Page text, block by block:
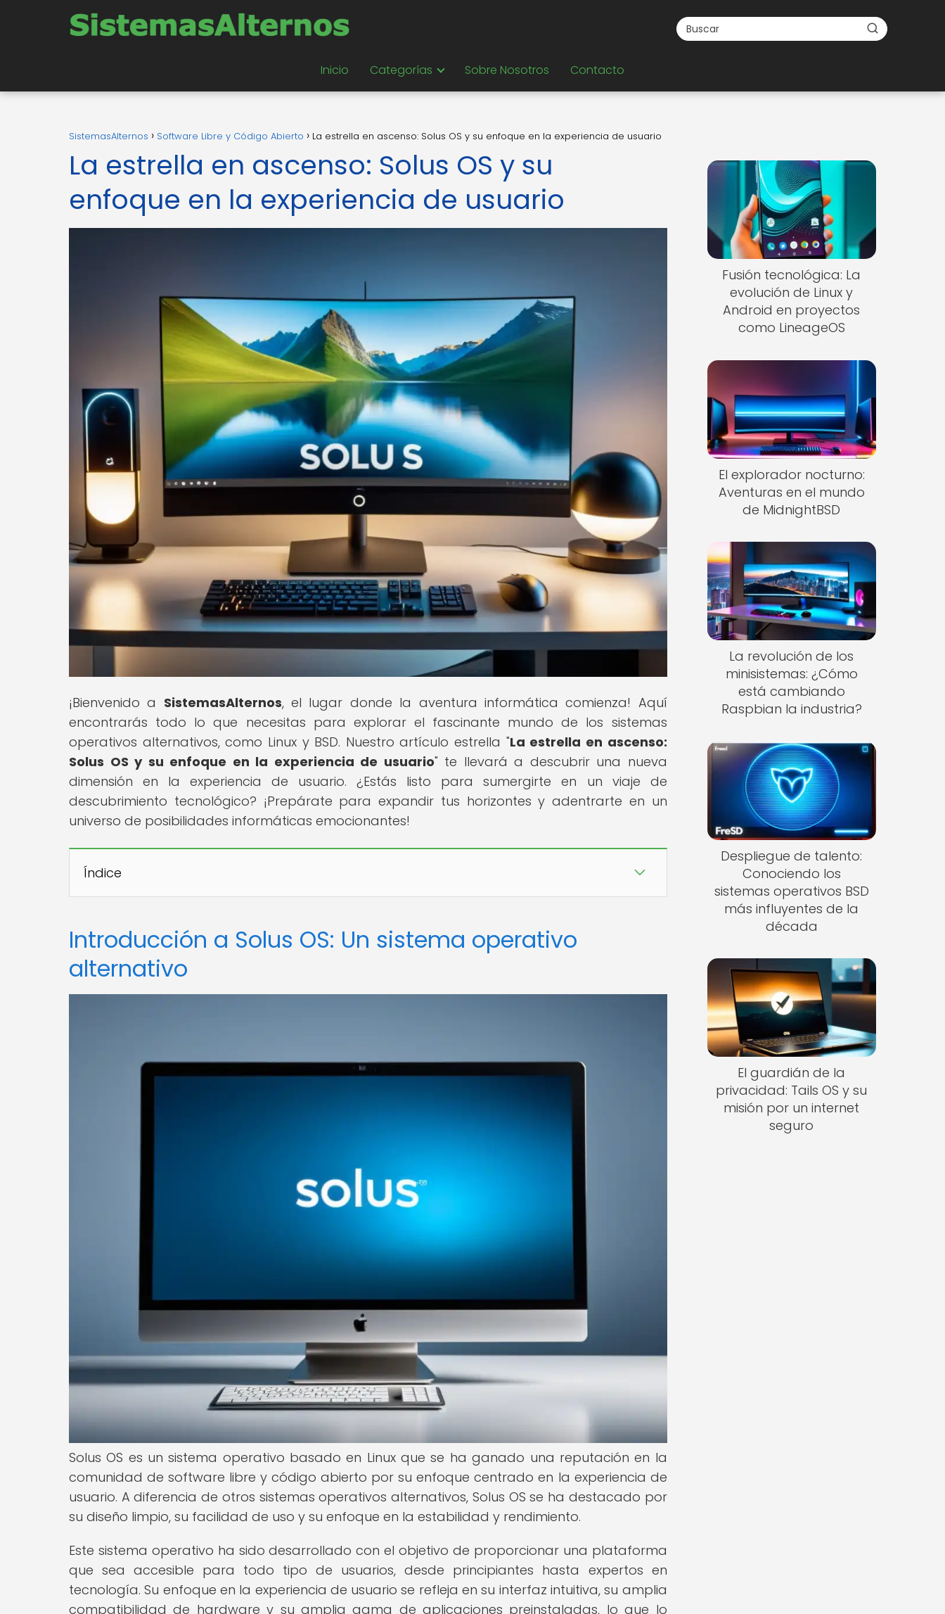
Inicio Categorías Sobre Nosotros Contacto
SistemasAlternos Software Libre y Código Abierto La estrella en ascenso: Solus OS y su enfoque en la experiencia de usuario
La estrella en ascenso: Solus OS y su
enfoque en la experiencia de usuario
¡Bienvenido a SistemasAlternos, el lugar donde la aventura informática comienza! Aquí
encontrarás todo lo que necesitas para explorar el fascinante mundo de los sistemas
operativos alternativos, como Linux y BSD. Nuestro artículo estrella "La estrella en ascenso:
Solus OS y su enfoque en la experiencia de usuario" te llevará a descubrir una nueva
dimensión en la experiencia de usuario. ¿Estás listo para sumergirte en un viaje de
descubrimiento tecnológico? ¡Prepárate para expandir tus horizontes y adentrarte en un
universo de posibilidades informáticas emocionantes!
Índice
Introducción a Solus OS: Un sistema operativo
alternativo
Solus OS es un sistema operativo basado en Linux que se ha ganado una reputación en la
comunidad de software libre y código abierto por su enfoque centrado en la experiencia de
usuario. A diferencia de otros sistemas operativos alternativos, Solus OS se ha destacado por
su diseño limpio, su facilidad de uso y su enfoque en la estabilidad y rendimiento.
Este sistema operativo ha sido desarrollado con el objetivo de proporcionar una plataforma
que sea accesible para todo tipo de usuarios, desde principiantes hasta expertos en
tecnología. Su enfoque en la experiencia de usuario se refleja en su interfaz intuitiva, su amplia
compatibilidad de hardware y su amplia gama de aplicaciones preinstaladas, lo que lo
Fusión tecnológica: La
evolución de Linux y
Android en proyectos
como LineageOS
El explorador nocturno:
Aventuras en el mundo
de MidnightBSD
La revolución de los
minisistemas: ¿Cómo
está cambiando
Raspbian la industria?
Despliegue de talento:
Conociendo los
sistemas operativos BSD
más influyentes de la
década
El guardián de la
privacidad: Tails OS y su
misión por un internet
seguro